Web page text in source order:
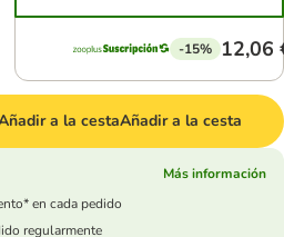
-15% 12,06
a la cestaAñadir a la cesta
Más información
en cada pedido
regularmente